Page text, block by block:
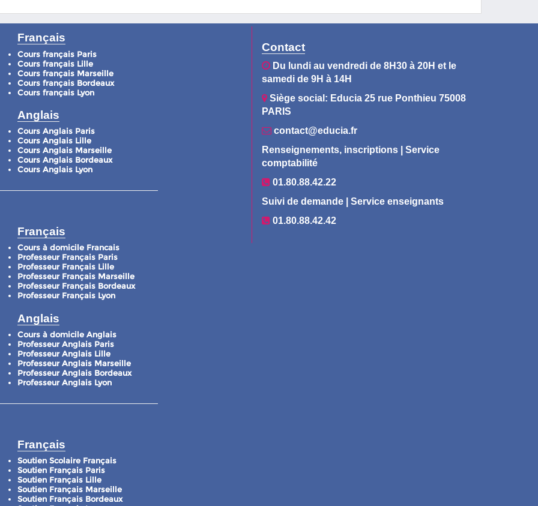
Français
Cours français Paris
Cours français Lille
Cours français Marseille
Cours français Bordeaux
Cours français Lyon
Anglais
Cours Anglais Paris
Cours Anglais Lille
Cours Anglais Marseille
Cours Anglais Bordeaux
Cours Anglais Lyon
Français
Cours à domicile Francais
Professeur Français Paris
Professeur Français Lille
Professeur Français Marseille
Professeur Français Bordeaux
Professeur Français Lyon
Anglais
Cours à domicile Anglais
Professeur Anglais Paris
Professeur Anglais Lille
Professeur Anglais Marseille
Professeur Anglais Bordeaux
Professeur Anglais Lyon
Français
Soutien Scolaire Français
Soutien Français Paris
Soutien Français Lille
Soutien Français Marseille
Soutien Français Bordeaux
Contact
Du lundi au vendredi de 8H30 à 20H et le
samedi de 9H à 14H
Siège social: Educia 25 rue Ponthieu 75008
PARIS
contact@educia.fr
Renseignements, inscriptions | Service
comptabilité
01.80.88.42.22
Suivi de demande | Service enseignants
01.80.88.42.42